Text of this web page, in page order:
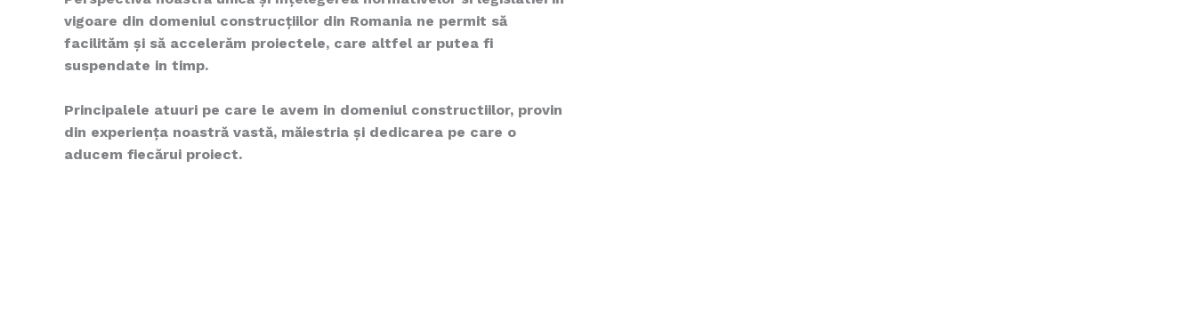
vigoare din domeniul construcțiilor din Romania ne permit să
facilităm și să accelerăm proiectele, care altfel ar putea fi
suspendate in timp.
Principalele atuuri pe care le avem in domeniul constructiilor, provin
din experiența noastră vastă, măiestria și dedicarea pe care o
aducem fiecărui proiect.